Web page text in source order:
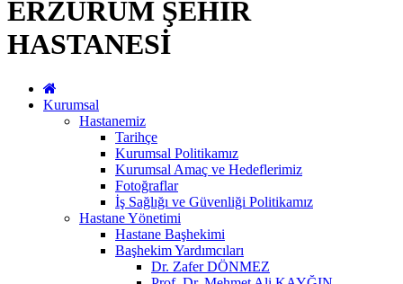
ERZURUM ŞEHİR
HASTANESİ
Kurumsal
Hastanemiz
Tarihçe
Kurumsal Politikamız
Kurumsal Amaç ve Hedeflerimiz
Fotoğraflar
İş Sağlığı ve Güvenliği Politikamız
Hastane Yönetimi
Hastane Başhekimi
Başhekim Yardımcıları
Dr. Zafer DÖNMEZ